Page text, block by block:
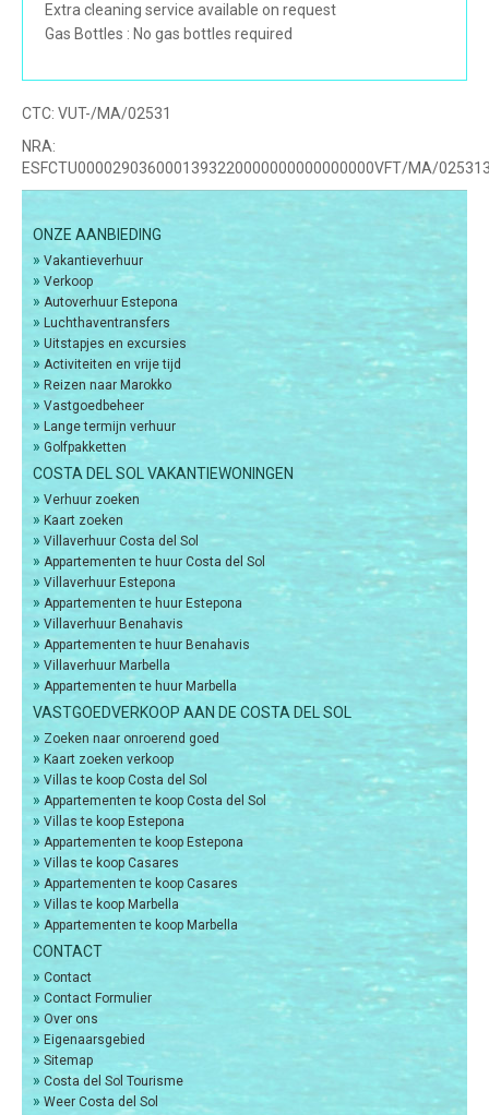
Extra cleaning service available on request
Gas Bottles : No gas bottles required
CTC: VUT-/MA/02531
NRA:
ESFCTU0000290360001393220000000000000000VFT/MA/
ONZE AANBIEDING
» Vakantieverhuur
» Verkoop
» Autoverhuur Estepona
» Luchthaventransfers
» Uitstapjes en excursies
» Activiteiten en vrije tijd
» Reizen naar Marokko
» Vastgoedbeheer
» Lange termijn verhuur
» Golfpakketten
COSTA DEL SOL VAKANTIEWONINGEN
» Verhuur zoeken
» Kaart zoeken
» Villaverhuur Costa del Sol
» Appartementen te huur Costa del Sol
» Villaverhuur Estepona
» Appartementen te huur Estepona
» Villaverhuur Benahavis
» Appartementen te huur Benahavis
» Villaverhuur Marbella
» Appartementen te huur Marbella
VASTGOEDVERKOOP AAN DE COSTA DEL SOL
» Zoeken naar onroerend goed
» Kaart zoeken verkoop
» Villas te koop Costa del Sol
» Appartementen te koop Costa del Sol
» Villas te koop Estepona
» Appartementen te koop Estepona
» Villas te koop Casares
» Appartementen te koop Casares
» Villas te koop Marbella
» Appartementen te koop Marbella
CONTACT
» Contact
» Contact Formulier
» Over ons
» Eigenaarsgebied
» Sitemap
» Costa del Sol Tourisme
» Weer Costa del Sol